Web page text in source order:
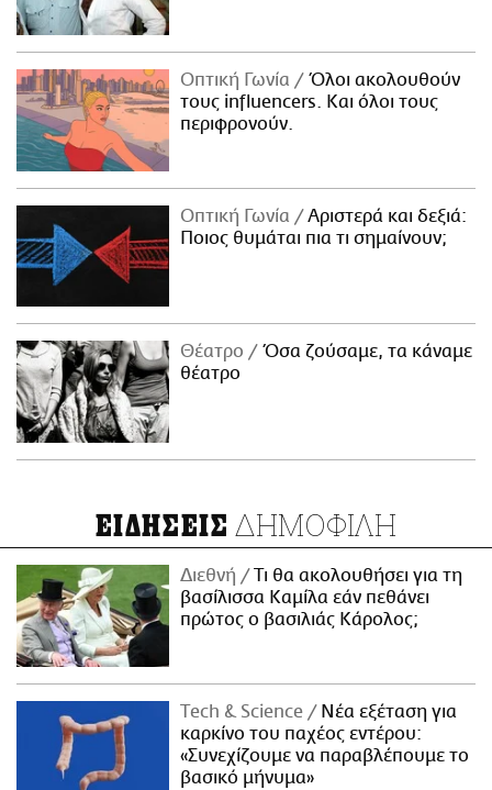
Οπτική Γωνία
Όλοι ακολουθούν
τους influencers. Και όλοι τους
περιφρονούν.
Οπτική Γωνία
Αριστερά και δεξιά:
Ποιος θυμάται πια τι σημαίνουν;
Θέατρο
Όσα ζούσαμε, τα κάναμε
θέατρο
ΕΙΔΗΣΕΙΣ ΔΗΜΟΦΙΛΗ
Διεθνή
Τι θα ακολουθήσει για τη
βασίλισσα Καμίλα εάν πεθάνει
πρώτος ο βασιλιάς Κάρολος;
Τech & Science
Νέα εξέταση για
καρκίνο του παχέος εντέρου:
«Συνεχίζουμε να παραβλέπουμε το
βασικό μήνυμα»